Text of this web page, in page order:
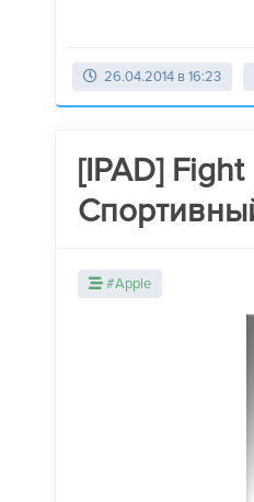
26.04.2014 в 16:23
[IPAD]
#Apple